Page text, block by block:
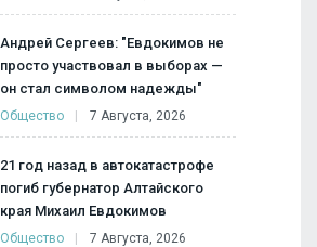
Андрей Сергеев: "Евдокимов не
просто участвовал в выборах —
он стал символом надежды"
Общество 7 Августа, 2026
21 год назад в автокатастрофе
погиб губернатор Алтайского
края Михаил Евдокимов
Общество 7 Августа, 2026